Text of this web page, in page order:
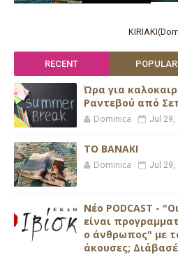
RECENT POPULAR
Ώρα για
Ραντεβού από
Dominica Jul 29,
ΤΟ ΒΑΝΑΚΙ
Dominica Jul 29,
Νέο PODCAST -
είναι
ο άνθρωπος" με
άκουσες;